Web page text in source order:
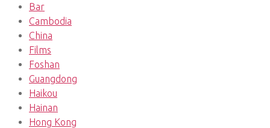
Bar
Cambodia
China
Films
Foshan
Guangdong
Haikou
Hainan
Hong Kong